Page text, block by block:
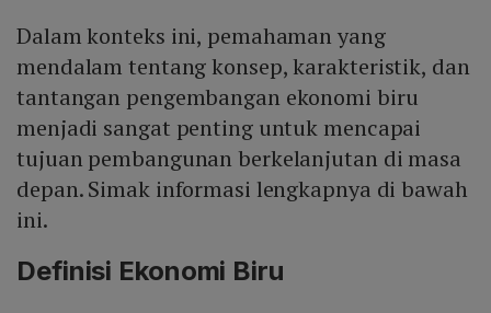
Dalam konteks ini, pemahaman yang
mendalam tentang konsep, karakteristik, dan
tantangan pengembangan ekonomi biru
menjadi sangat penting untuk mencapai
tujuan pembangunan berkelanjutan di masa
depan. Simak informasi lengkapnya di bawah
ini.
Definisi Ekonomi Biru